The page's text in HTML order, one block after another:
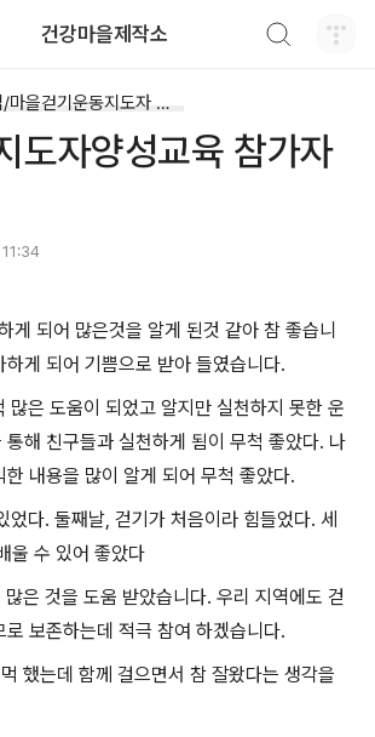
건강마을제작소
건강마을만들기 사업/마을걷기운동지도자 양성교육
도자양성교육 참가자
게 되어 많은것을 알게 된것 같아 참 좋습니
하게 되어 기쁨으로 받아 들였습니다.
많은 도움이 되었고 알지만 실천하지 못한 운
통해 친구들과 실천하게 됨이 무척 좋았다. 나
내용을 많이 알게 되어 무척 좋았다.
었다. 둘째날, 걷기가 처음이라 힘들었다. 세
울 수 있어 좋았다
은 것을 도움 받았습니다. 우리 지역에도 걷
보존하는데 적극 참여 하겠습니다.
했는데 함께 걸으면서 참 잘왔다는 생각을